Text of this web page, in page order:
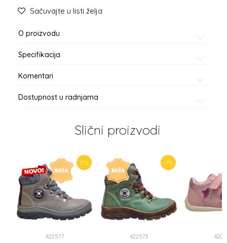
Sačuvajte u listi želja
O proizvodu
Specifikacija
Komentari
Dostupnost u radnjama
Slični proizvodi
17%
422577
17%
422573